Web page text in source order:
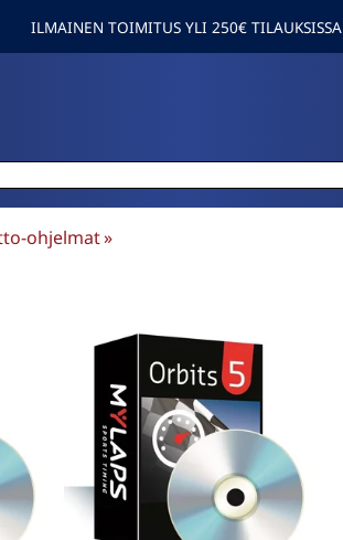
ILMAINEN TOIMITUS YLI 250€ TILAUKSISSA
ohjelmat‪»